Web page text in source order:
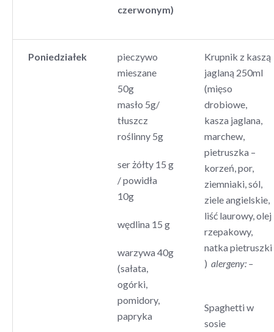
czerwonym)
Poniedziałek
pieczywo
mieszane
50g
masło 5g/
tłuszcz
roślinny 5g
ser żółty 15 g
/ powidła
10g
wędlina 15 g
warzywa 40g
(sałata,
ogórki,
pomidory,
papryka
Krupnik z kaszą
jaglaną 250ml
(mięso
drobiowe,
kasza jaglana,
marchew,
pietruszka –
korzeń, por,
ziemniaki, sól,
ziele angielskie,
liść laurowy, olej
rzepakowy,
natka pietruszki
) alergeny: –
Spaghetti w
sosie